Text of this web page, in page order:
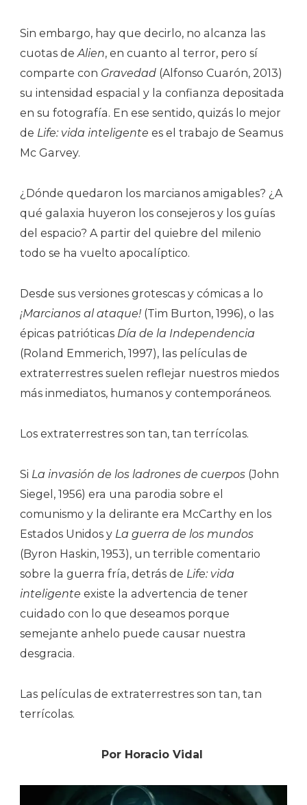
Sin embargo, hay que decirlo, no alcanza las
cuotas deAlien, en cuanto al terror, pero sí
comparte con Gravedad (Alfonso Cuarón, 2013)
su intensidad espacial y la confianza depositada
en su fotografía. En ese sentido, quizás lo mejor
de Life: vida inteligente es el trabajo de Seamus
Mc Garvey.
¿Dónde quedaron los marcianos amigables? ¿A
qué galaxia huyeron los consejeros y los guías
del espacio? A partir del quiebre del milenio
todo se ha vuelto apocalíptico.
Desde sus versiones grotescas y cómicas a lo
¡Marcianos al ataque! (Tim Burton, 1996), o las
épicas patrióticas Día de la Independencia
(Roland Emmerich, 1997), las películas de
extraterrestres suelen reflejar nuestros miedos
más inmediatos, humanos y contemporáneos.
Los extraterrestres son tan, tan terrícolas.
Si La invasión de los ladrones de cuerpos (John
Siegel, 1956) era una parodia sobre el
comunismo y la delirante era McCarthy en los
Estados Unidos y La guerra de los mundos
(Byron Haskin, 1953), un terrible comentario
sobre la guerra fría, detrás de Life: vida
inteligente existe la advertencia de tener
cuidado con lo que deseamos porque
semejante anhelo puede causar nuestra
desgracia.
Las películas de extraterrestres son tan, tan
terrícolas.
Por Horacio Vidal